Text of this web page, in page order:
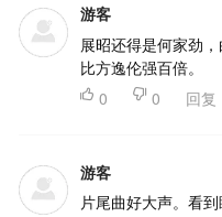
游客
展昭还得是何家劲
比方逸伦强百倍。
 0  0 回复
游客
片尾曲好大声。看